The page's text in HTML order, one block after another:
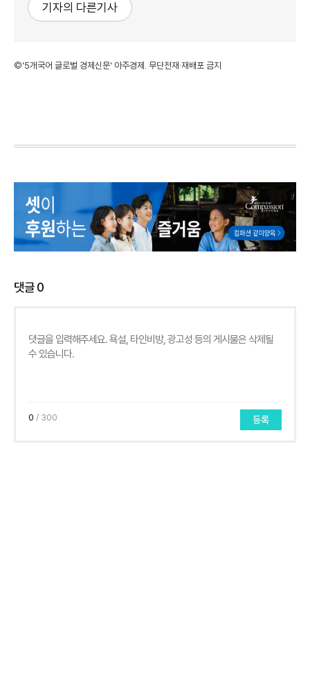
기자의 다른기사
©'5개국어 글로벌 경제신문' 아주경제. 무단전재·재배포 금지
댓글0
0 / 300 등록